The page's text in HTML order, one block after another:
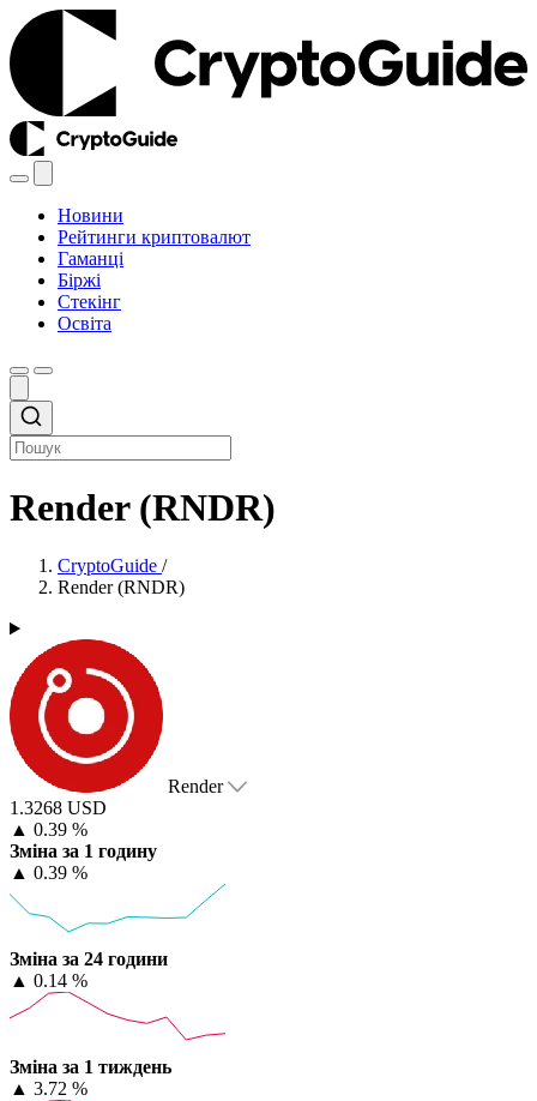
Новини
Рейтинги криптовалют
Гаманці
Біржі
Стекінг
Освіта
Render (RNDR)
CryptoGuide /
Render (RNDR)
Render
1.3268 USD
▲ 0.39 %
Зміна за 1 годину
▲ 0.39 %
Зміна за 24 години
▲ 0.14 %
Зміна за 1 тиждень
▲ 3.72 %